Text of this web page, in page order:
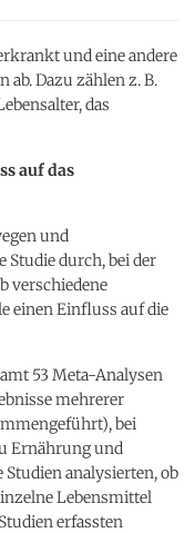
und eine andere
Dazu zählen z. B.
das
auf das
und
durch, bei der
verschiedene
einen Einfluss auf die
53 Meta-Analysen
mehrerer
bei
Ernährung und
analysierten, ob
Lebensmittel
erfassten